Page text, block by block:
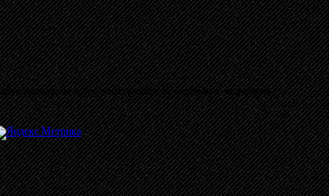
защищены авторским правом. Копирование запрещено.